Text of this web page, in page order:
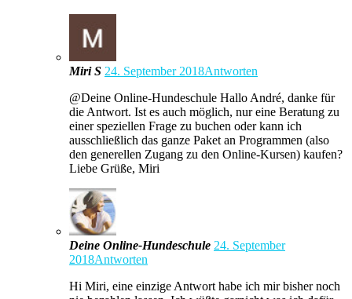
Miri S 24. September 2018Antworten
@Deine Online-Hundeschule Hallo André, danke für
die Antwort. Ist es auch möglich, nur eine Beratung zu
einer speziellen Frage zu buchen oder kann ich
ausschließlich das ganze Paket an Programmen (also
den generellen Zugang zu den Online-Kursen) kaufen?
Liebe Grüße, Miri
Deine Online-Hundeschule 24. September
2018Antworten
Hi Miri, eine einzige Antwort habe ich mir bisher noch